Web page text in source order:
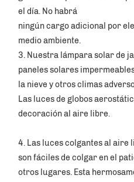
el día. No habrá
ningún cargo adicional por
medio ambiente.
3. Nuestra lámpara solar de
paneles solares
la nieve y otros climas
Las luces de globos
decoración al aire libre.
4. Las luces colgantes al aire
son fáciles de colgar en el
otros lugares. Esta